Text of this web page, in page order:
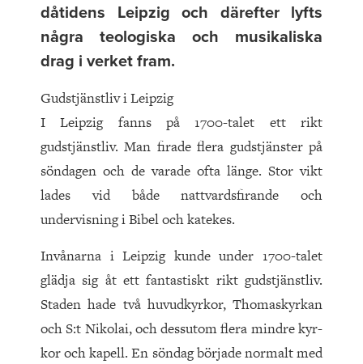
dåtidens Leipzig och därefter lyfts
några teologiska och musikaliska
drag i verket fram.
Gudstjänstliv i Leipzig
I Leipzig fanns på 1700-talet ett rikt
gudstjänstliv. Man firade flera gudstjänster på
söndagen och de va­ra­de ofta länge. Stor vikt
lades vid både nattvardsfirande och
undervisning i Bibel och katekes.
Invånarna i Leipzig kunde under 1700-talet
glädja sig åt ett fantastiskt rikt gudstjänstliv.
Staden hade två huvudkyrkor, Thomaskyrkan
och S:t Nikolai, och dessutom flera mindre kyr­
kor och kapell. En söndag började normalt med